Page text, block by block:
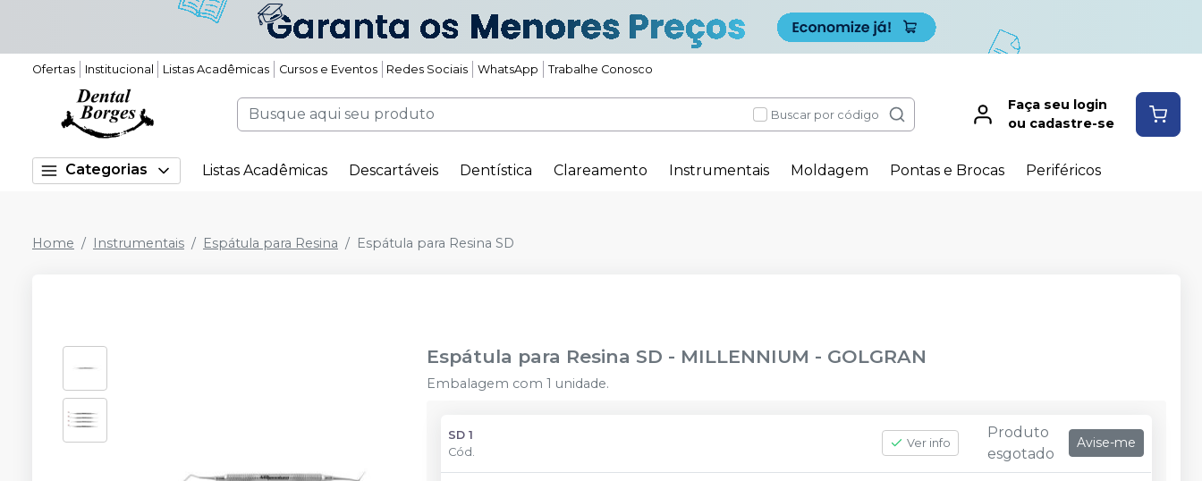
Ofertas Institucional Listas Acadêmicas Cursos e Eventos Redes Sociais WhatsApp Trabalhe Conosco
Buscar por código
Faça seu login
ou cadastre-se
Categorias Listas Acadêmicas Descartáveis Dentística Clareamento Instrumentais Moldagem Pontas e Brocas Periféricos
Home Instrumentais Espátula para Resina Espátula para Resina SD
Espátula para Resina SD - MILLENNIUM - GOLGRAN
Embalagem com 1 unidade.
SD 1
Cód.
Ver info
Produto
esgotado
Avise-me